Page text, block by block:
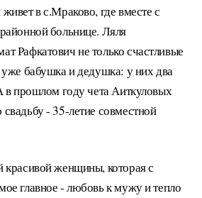
в с.Мраково, где вместе с
больнице. Ляля
Рафкатович не только счастливые
бабушка и дедушка: у них два
в прошлом году чета Аиткуловых
- 35-летие совместной
красивой женщины, которая с
главное - любовь к мужу и тепло